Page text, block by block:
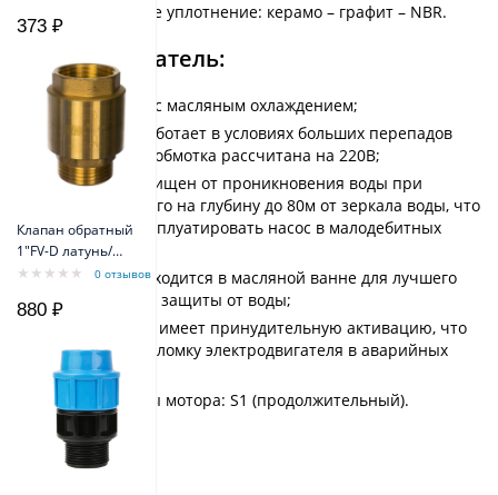
373 ₽
Клапан обратный
1"FV-D латунь/
внеш резьба0 отзывов
880 ₽
Механическое уплотнение: керамо – графит – NBR.
Электродвигатель:
Однофазный с масляным охлаждением;
Стабильно работает в условиях больших перепадов
напряжения, обмотка рассчитана на 220В;
Надежно защищен от проникновения воды при
погружении его на глубину до 80м от зеркала воды, что
позволяет эксплуатировать насос в малодебитных
скважинах;
Двигатель находится в масляной ванне для лучшего
охлаждения и защиты от воды;
Термозащита имеет принудительную активацию, что
исключает поломку электродвигателя в аварийных
ситуациях;
Режим работы мотора: S1 (продолжительный).
Характеристики